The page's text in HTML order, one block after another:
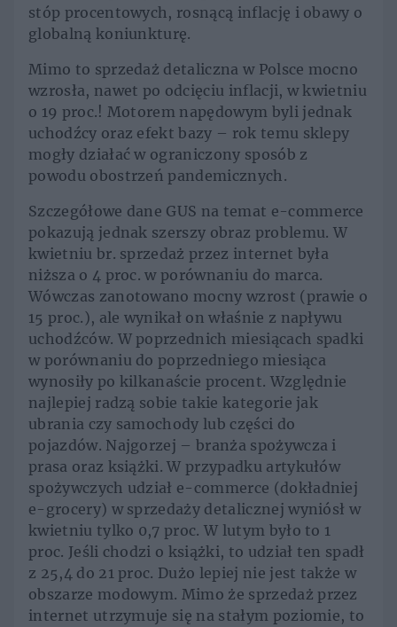
stóp procentowych, rosnącą inflację i obawy o
globalną koniunkturę.
Mimo to sprzedaż detaliczna w Polsce mocno
wzrosła, nawet po odcięciu inflacji, w kwietniu
o 19 proc.! Motorem napędowym byli jednak
uchodźcy oraz efekt bazy – rok temu sklepy
mogły działać w ograniczony sposób z
powodu obostrzeń pandemicznych.
Szczegółowe dane GUS na temat e-commerce
pokazują jednak szerszy obraz problemu. W
kwietniu br. sprzedaż przez internet była
niższa o 4 proc. w porównaniu do marca.
Wówczas zanotowano mocny wzrost (prawie o
15 proc.), ale wynikał on właśnie z napływu
uchodźców. W poprzednich miesiącach spadki
w porównaniu do poprzedniego miesiąca
wynosiły po kilkanaście procent. Względnie
najlepiej radzą sobie takie kategorie jak
ubrania czy samochody lub części do
pojazdów. Najgorzej – branża spożywcza i
prasa oraz książki. W przypadku artykułów
spożywczych udział e-commerce (dokładniej
e-grocery) w sprzedaży detalicznej wyniósł w
kwietniu tylko 0,7 proc. W lutym było to 1
proc. Jeśli chodzi o książki, to udział ten spadł
z 25,4 do 21 proc. Dużo lepiej nie jest także w
obszarze modowym. Mimo że sprzedaż przez
internet utrzymuje się na stałym poziomie, to